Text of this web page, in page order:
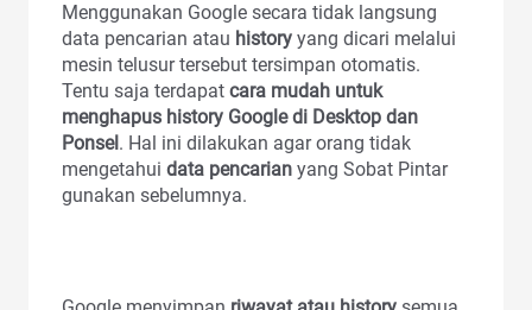
Menggunakan Google secara tidak langsung
data pencarian atau history yang dicari melalui
mesin telusur tersebut tersimpan otomatis.
Tentu saja terdapat cara mudah untuk
menghapus history Google di Desktop dan
Ponsel. Hal ini dilakukan agar orang tidak
mengetahui data pencarian yang Sobat Pintar
gunakan sebelumnya.